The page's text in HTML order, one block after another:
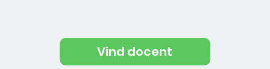
Vind docent